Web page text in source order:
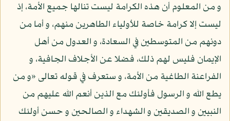
و من المعلوم أن هذه الكرامة ليست تنالها جميع الأمة، إذ
ليست إلا كرامة خاصة للأولياء الطاهرين منهم، و أما من
دونهم من المتوسطين في السعادة، و العدول من أهل
الإيمان فليس لهم ذلك، فضلا عن الأجلاف الجافية، و
الفراعنة الطاغية من الأمة، و ستعرف في قوله تعالى «و من
يطع الله و الرسول فأولئك مع الذين أنعم الله عليهم من
النبيين و الصديقين و الشهداء و الصالحين و حسن أولئك